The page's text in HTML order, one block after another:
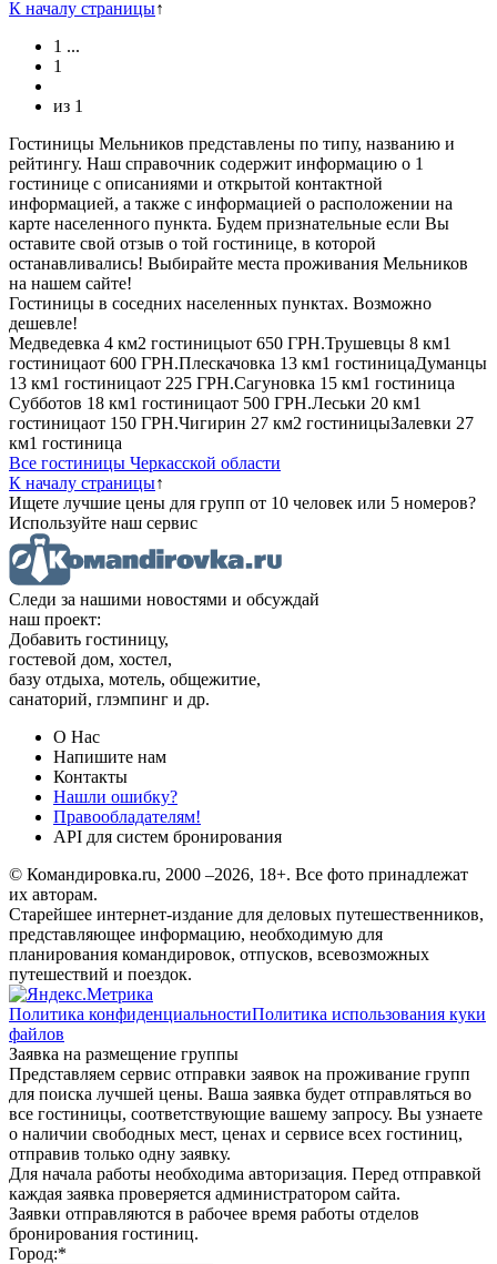
К началу страницы↑
1 ...
1
из 1
Гостиницы Мельников представлены по типу, названию и
рейтингу. Наш справочник содержит информацию о 1
гостинице с описаниями и открытой контактной
информацией, а также с информацией о расположении на
карте населенного пункта. Будем признательные если Вы
оставите свой отзыв о той гостинице, в которой
останавливались! Выбирайте места проживания Мельников
на нашем сайте!
Гостиницы в соседних населенных пунктах. Возможно
дешевле!
Медведевка 4 км2 гостиницыот 650 ГРН.Трушевцы 8 км1
гостиницаот 600 ГРН.Плескачовка 13 км1 гостиницаДуманцы
13 км1 гостиницаот 225 ГРН.Сагуновка 15 км1 гостиница
Субботов 18 км1 гостиницаот 500 ГРН.Леськи 20 км1
гостиницаот 150 ГРН.Чигирин 27 км2 гостиницыЗалевки 27
км1 гостиница
Все гостиницы Черкасской области
К началу страницы↑
Ищете лучшие цены для групп от 10 человек или 5 номеров?
Используйте наш сервис
Следи за нашими новостями и обсуждай
наш проект:
Добавить гостиницу,
гостевой дом, хостел,
базу отдыха, мотель, общежитие,
санаторий, глэмпинг и др.
О Нас
Напишите нам
Контакты
Нашли ошибку?
Правообладателям!
API для систем бронирования
© Командировка.ru, 2000 –2026, 18+. Все фото принадлежат
их авторам.
Старейшее интернет-издание для деловых путешественников,
представляющее информацию, необходимую для
планирования командировок, отпусков, всевозможных
путешествий и поездок.
Политика конфиденциальностиПолитика использования куки
файлов
Заявка на размещение группы
Представляем сервис отправки заявок на проживание групп
для поиска лучшей цены. Ваша заявка будет отправляться во
все гостиницы, соответствующие вашему запросу. Вы узнаете
о наличии свободных мест, ценах и сервисе всех гостиниц,
отправив только одну заявку.
Для начала работы необходима авторизация. Перед отправкой
каждая заявка проверяется администратором сайта.
Заявки отправляются в рабочее время работы отделов
бронирования гостиниц.
Город:*